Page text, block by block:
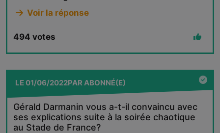
Voir la réponse
494 votes
LE01/06/2022PARABONNÉ(E)
Gérald Darmanin vous a-t-il convaincu avec
ses explications suite à la soirée chaotique
au Stade de France?